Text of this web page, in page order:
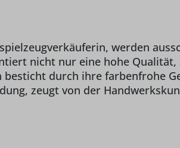
werden
nicht nur eine hohe
durch ihre farbenfrohe
zeugt von der